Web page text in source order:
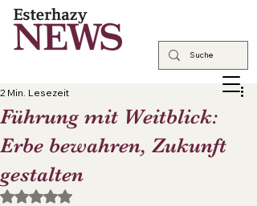
Führung mit Weitblick:
Erbe bewahren, Zukunft
gestalten
2 Min. Lesezeit
Mit NaN von 5 Sternen bewertet.